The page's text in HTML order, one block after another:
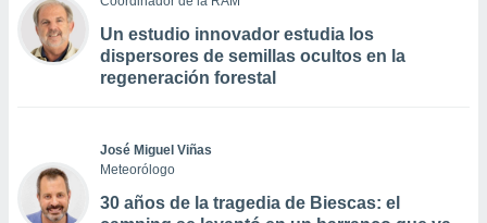
Un estudio innovador estudia los
dispersores de semillas ocultos en la
regeneración forestal
José Miguel Viñas
Meteorólogo
30 años de la tragedia de Biescas: el